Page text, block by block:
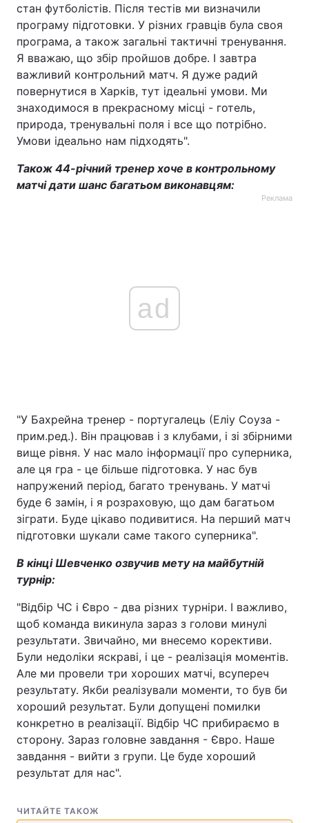
стан футболістів. Після тестів ми визначили
програму підготовки. У різних гравців була своя
програма, а також загальні тактичні тренування.
Я вважаю, що збір пройшов добре. І завтра
важливий контрольний матч. Я дуже радий
повернутися в Харків, тут ідеальні умови. Ми
знаходимося в прекрасному місці - готель,
природа, тренувальні поля і все що потрібно.
Умови ідеально нам підходять".
Також 44-річний тренер хоче в контрольному
матчі дати шанс багатьом виконавцям:
Реклама
ad
"У Бахрейна тренер - португалець (Еліу Соуза -
прим.ред.). Він працював і з клубами, і зі збірними
вище рівня. У нас мало інформації про суперника,
але ця гра - це більше підготовка. У нас був
напружений період, багато тренувань. У матчі
буде 6 замін, і я розраховую, що дам багатьом
зіграти. Буде цікаво подивитися. На перший матч
підготовки шукали саме такого суперника".
В кінці Шевченко озвучив мету на майбутній
турнір:
"Відбір ЧС і Євро - два різних турніри. І важливо,
щоб команда викинула зараз з голови минулі
результати. Звичайно, ми внесемо корективи.
Були недоліки яскраві, і це - реалізація моментів.
Але ми провели три хороших матчі, всупереч
результату. Якби реалізували моменти, то був би
хороший результат. Були допущені помилки
конкретно в реалізації. Відбір ЧС прибираємо в
сторону. Зараз головне завдання - Євро. Наше
завдання - вийти з групи. Це буде хороший
результат для нас".
ЧИТАЙТЕ ТАКОЖ